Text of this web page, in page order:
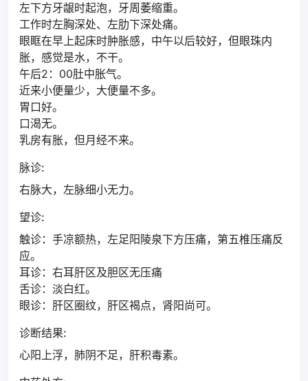
左下方牙龈时起泡，牙周萎缩重。
工作时左胸深处、左肋下深处痛。
眼眶在早上起床时肿胀感，中午以后较好，但眼珠内
胀，感觉是水，不干。
午后2：00肚中胀气。
近来小便量少，大便量不多。
胃口好。
口渴无。
乳房有胀，但月经不来。
脉诊:
右脉大，左脉细小无力。
望诊:
触诊：手凉额热，左足阳陵泉下方压痛，第五椎压痛反
应。
耳诊：右耳肝区及胆区无压痛
舌诊：淡白红。
眼诊：肝区圈纹，肝区褐点，肾阳尚可。
诊断结果:
心阳上浮，肺阴不足，肝积毒素。